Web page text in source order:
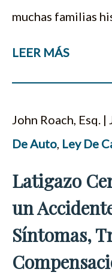
muchas familias
LEER MÁS
John Roach, Esq.
De Auto, Ley De
Latigazo
un
Síntomas,